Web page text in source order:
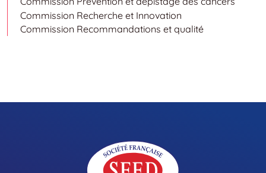
Commission Recherche et Innovation
Commission Recommandations et qualité